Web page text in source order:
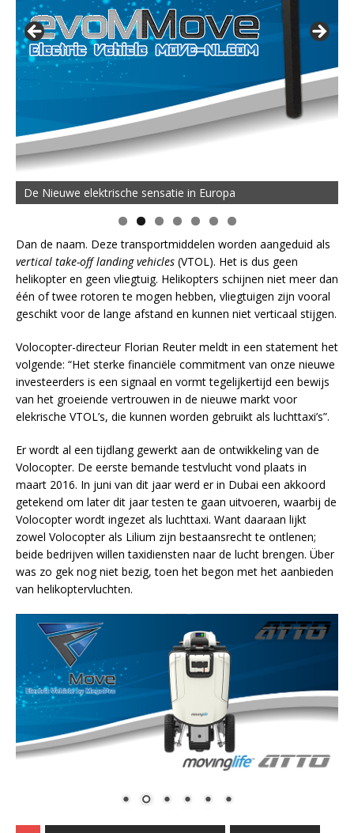
De Nieuwe elektrische sensatie in Europa
Dan de naam. Deze transportmiddelen worden aangeduid als
vertical take-off landing vehicles (VTOL). Het is dus geen
helikopter en geen vliegtuig. Helikopters schijnen niet meer dan
één of twee rotoren te mogen hebben, vliegtuigen zijn vooral
geschikt voor de lange afstand en kunnen niet verticaal stijgen.
Volocopter-directeur Florian Reuter meldt in een statement het
volgende: “Het sterke financiële commitment van onze nieuwe
investeerders is een signaal en vormt tegelijkertijd een bewijs
van het groeiende vertrouwen in de nieuwe markt voor
elekrische VTOL’s, die kunnen worden gebruikt als luchttaxi’s”.
Er wordt al een tijdlang gewerkt aan de ontwikkeling van de
Volocopter. De eerste bemande testvlucht vond plaats in
maart 2016. In juni van dit jaar werd er in Dubai een akkoord
getekend om later dit jaar testen te gaan uitvoeren, waarbij de
Volocopter wordt ingezet als luchttaxi. Want daaraan lijkt
zowel Volocopter als Lilium zijn bestaansrecht te ontlenen;
beide bedrijven willen taxidiensten naar de lucht brengen. Über
was zo gek nog niet bezig, toen het begon met het aanbieden
van helikoptervluchten.